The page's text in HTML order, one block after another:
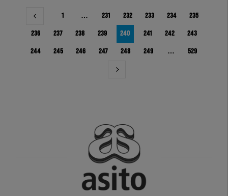
Berichtnavigatie
1 … 231 232 233 234 235
236 237 238 239 240 241 242 243
244 245 246 247 248 249 … 529